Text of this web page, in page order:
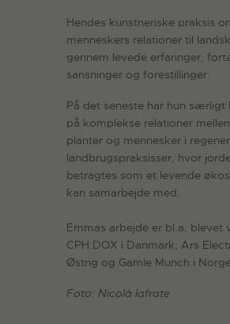
Hendes kunstneriske praksis
menneskers relationer til
gennem levede erfaringer,
sansninger og forestillinger.
På det seneste har hun særligt
på komplekse relationer
planter og mennesker i
landbrugspraksisser, hvor
betragtes som et levende
kan samarbejde med.
Emmas arbejde er bl.a. blevet
CPH:DOX i Danmark, Ars
Østrig og Gamle Munch i
Foto: Nicolá Iafrate